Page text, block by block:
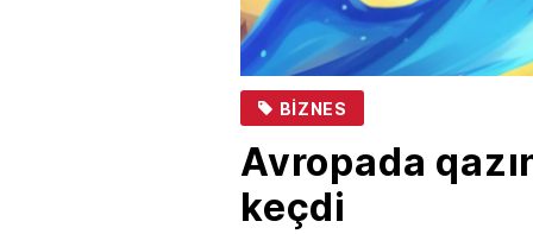
BIZNES
Avropada
keçdi